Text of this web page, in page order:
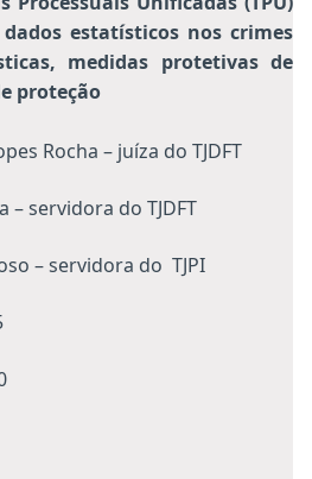
estatísticos nos crimes
medidas protetivas de
proteção
Rocha – juíza do TJDFT
– servidora do TJDFT
– servidora do TJPI